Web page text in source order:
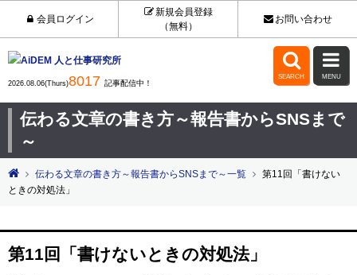
会員ログイン
新規会員登録
（無料）
お問い合わせ
2026.08.06(Thurs)8017 記事配信中！

SEARCH

MENU
伝わる文章の書き方～報告書からSNSまで
～
伝わる文章の書き方～報告書からSNSまで～一覧
第11回「書けない
ときの対処法」
第11回「書けないときの対処法」